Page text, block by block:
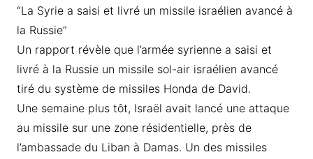
“La Syrie a saisi et livré un missile israélien avancé à
la Russie”
Un rapport révèle que l’armée syrienne a saisi et
livré à la Russie un missile sol-air israélien avancé
tiré du système de missiles Honda de David.
Une semaine plus tôt, Israël avait lancé une attaque
au missile sur une zone résidentielle, près de
l’ambassade du Liban à Damas. Un des missiles